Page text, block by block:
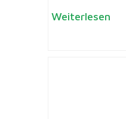
Weiterlesen